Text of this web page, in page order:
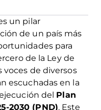
un pilar
de un país más
para
de la Ley de
voces de diversos
escuchadas en la
del Plan
2030 (PND). Este